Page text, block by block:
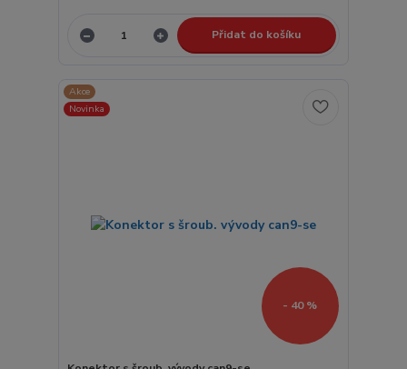
Přidat do košíku
Akce
Novinka
- 40 %